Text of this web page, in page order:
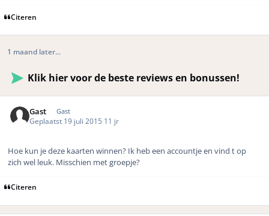
Citeren
1 maand later...
Klik hier voor de beste reviews en bonussen!
Gast Gast
Geplaatst 19 juli 2015 11 jr
Hoe kun je deze kaarten winnen? Ik heb een accountje en vind t op
zich wel leuk. Misschien met groepje?
Citeren